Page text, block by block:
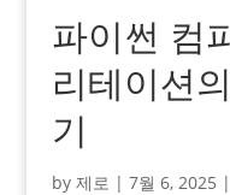
파이썬 컴
리테이션
기
by 제로 | 7월 6, 2025 |